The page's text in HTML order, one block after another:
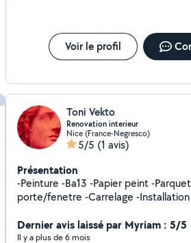
Voir le profil
Toni Vekto
Renovation interieur
Nice (France-Negresco)
5/5 (1 avis)
Présentation
-Peinture -Ba13 -Papier peint -
porte/fenetre -Carrelage -Installation
Dernier avis laissé par Myriam : 5/5
Il y a plus de 6 mois